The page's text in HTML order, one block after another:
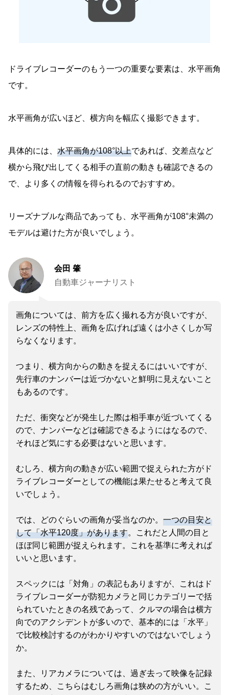
ドライブレコーダーのもう一つの重要な要素は、水平画角
です。
水平画角が広いほど、横方向を幅広く撮影できます。
具体的には、 水平画角が108°以上であれば、交差点など
横から飛び出してくる相手の直前の動きも確認できるの
で、より多くの情報を得られるのでおすすめ。
リーズナブルな商品であっても、水平画角が108°未満の
モデルは避けた方が良いでしょう。
会田 肇
自動車ジャーナリスト
画角については、前方を広く撮れる方が良いですが、
レンズの特性上、画角を広げれば遠くは小さくしか写
らなくなります。
つまり、横方向からの動きを捉えるにはいいですが、
先行車のナンバーは近づかないと鮮明に見えないこと
もあるのです。
ただ、衝突などが発生した際は相手車が近づいてくる
ので、ナンバーなどは確認できるようにはなるので、
それほど気にする必要はないと思います。
むしろ、横方向の動きが広い範囲で捉えられた方がド
ライブレコーダーとしての機能は果たせると考えて良
いでしょう。
では、どのぐらいの画角が妥当なのか。 一つの目安と
して「水平120度」があります。これだと人間の目と
ほぼ同じ範囲が捉えられます。これを基準に考えれば
いいと思います。
スペックには「対角」の表記もありますが、これはド
ライブレコーダーが防犯カメラと同じカテゴリーで括
られていたときの名残であって、クルマの場合は横方
向でのアクシデントが多いので、基本的には「水平」
で比較検討するのがわかりやすいのではないでしょう
か。
また、リアカメラについては、過ぎ去って映像を記録
するため、こちらはむしろ画角は狭めの方がいい。こ